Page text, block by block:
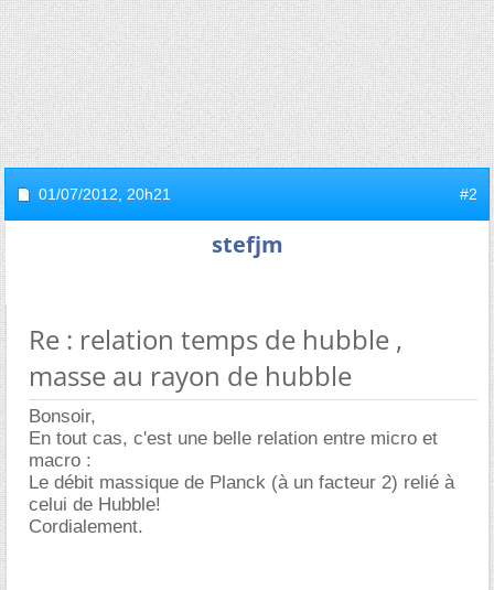
01/07/2012, 20h21 #2
stefjm
Re : relation temps de hubble ,
masse au rayon de hubble
Bonsoir,
En tout cas, c'est une belle relation entre micro et
macro :
Le débit massique de Planck (à un facteur 2) relié à
celui de Hubble!
Cordialement.